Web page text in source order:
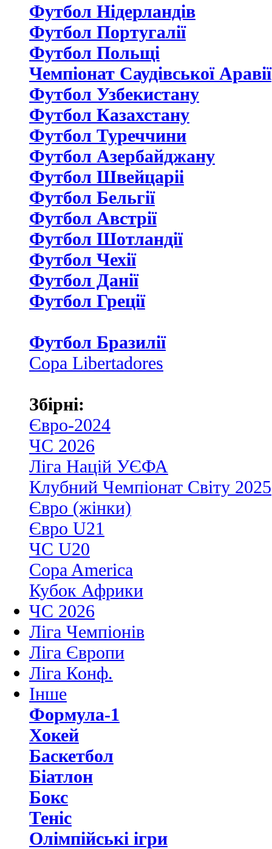
Футбол Нідерландiв
Футбол Португалії
Футбол Польщі
Чемпіонат Саудівської Аравії
Футбол Узбекистану
Футбол Казахстану
Футбол Туреччини
Футбол Азербайджану
Футбол Швейцаріі
Футбол Бельгії
Футбол Австрії
Футбол Шотландії
Футбол Чехії
Футбол Данії
Футбол Греції
Футбол Бразилії
Copa Libertadores
Збірні:
Євро-2024
ЧС 2026
Ліга Націй УЄФА
Клубний Чемпіонат Світу 2025
Євро (жінки)
Євро U21
ЧС U20
Copa America
Кубок Африки
ЧС 2026
Ліга Чемпіонів
Ліга Європи
Ліга Конф.
Інше
Формула-1
Хокей
Баскетбол
Біатлон
Бокс
Теніс
Олімпійські ігри